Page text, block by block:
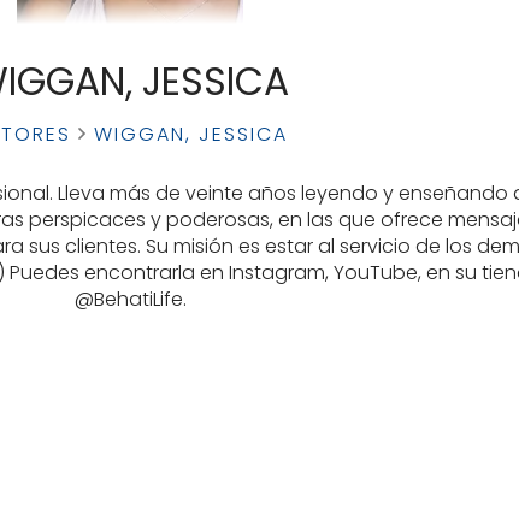
JESSICA
WIGGAN, JESSICA
Lleva más de veinte años leyendo y
perspicaces y poderosas, en las que ofrece
clientes. Su misión es estar al servicio de los
Puedes encontrarla en Instagram, YouTube, en su
@BehatiLife.